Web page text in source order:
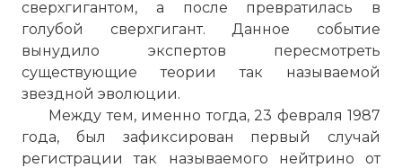
сверхгигантом, а после превратилась в
голубой сверхгигант. Данное событие
вынудило экспертов пересмотреть
существующие теории так называемой
звездной эволюции.
Между тем, именно тогда, 23 февраля 1987
года, был зафиксирован первый случай
регистрации так называемого нейтрино от